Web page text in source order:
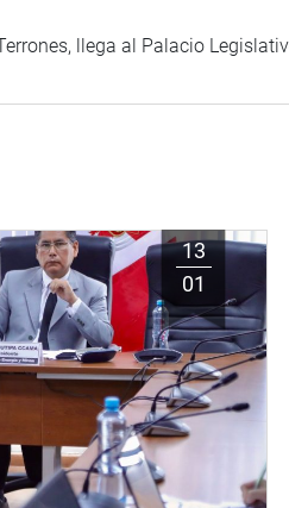
llega al Palacio
13
01